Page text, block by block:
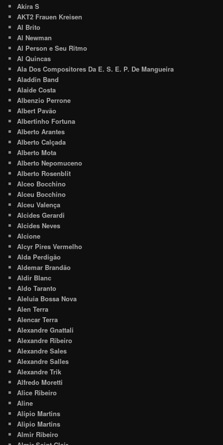
Akira S
AKT2 Frauen Kreisen
Al Brito
Al Newman
Al Person e Seu Ritmo
Al Quincas
Ala Dos Compositores Da E. S. E. P. De Mangueira
Aladdin Band
Alaide Costa
Albenzio Perrone
Albert Pavão
Albertinho Fortuna
Alberto Arantes
Alberto Calçada
Alberto Mota
Alberto Nepomuceno
Alberto Rosenblit
Alceo Bocchino
Alceu Bocchino
Alceu Valença
Alcides Gerardi
Alcides Neves
Alcione
Alcyr Pires Vermelho
Alda Perdigão
Aldemar Brandão
Aldir Blanc
Aldo Taranto
Aleluia Bossa Nova
Alen Terra
Alencar Terra
Alexandre Gnattali
Alexandre Ribeiro
Alexandre Sales
Alexandre Salles
Alexandre Trik
Alfredo Moretti
Alice Ribeiro
Aline
Alípio Martins
Alipio Martins
Almir Ribeiro